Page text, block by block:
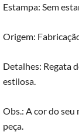
Estampa: Sem
Origem:
Detalhes: Regata
estilosa.
Obs.: A cor do
peça.